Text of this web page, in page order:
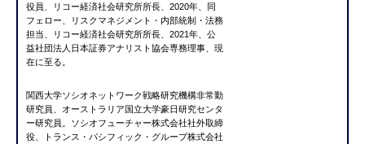
役員、リコー経済社会研究所所長、2020年、同
フェロー、リスクマネジメント・内部統制・法務
担当、リコー経済社会研究所所長、2021年、公
益社団法人日本証券アナリスト協会専務理事、現
在に至る。
関西大学ソシオネットワーク戦略研究機構非常勤
研究員、オーストラリア国立大学豪日研究センタ
ー研究員 。 ソシオフューチャー株式会社社外取締
役、トランス・パシフィック・グループ株式会社